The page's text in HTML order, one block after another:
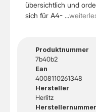
übersichtlich und
sich für A4- ...
Produktnummer
7b40b2
Ean
4008110261348
Hersteller
Herlitz
Herstellernummer